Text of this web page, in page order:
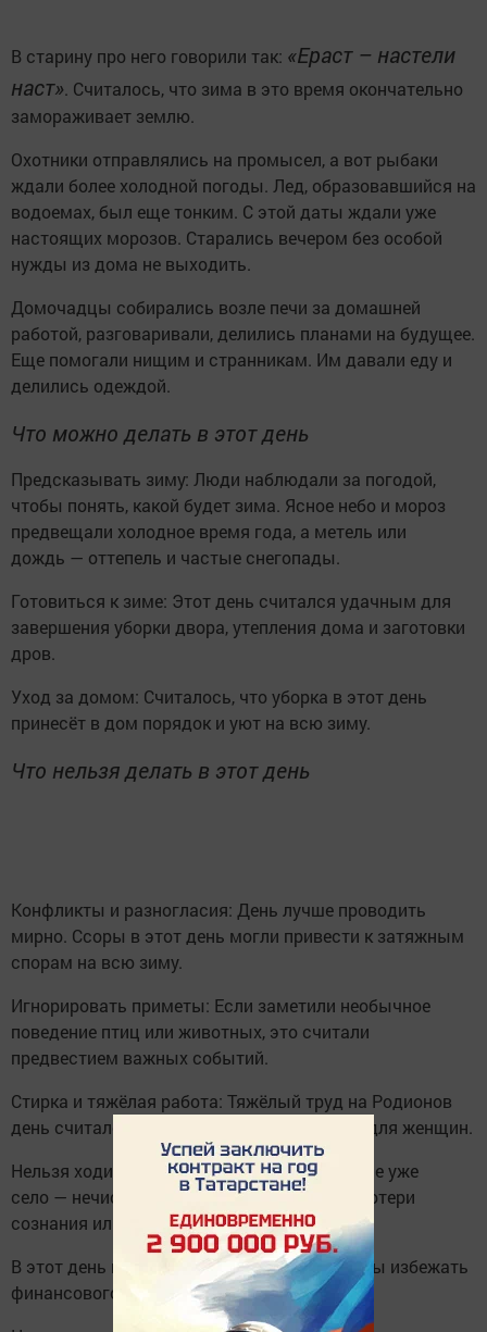
В старину про него говорили так: «Ераст – настели
наст». Считалось, что зима в это время окончательно
замораживает землю.
Охотники отправлялись на промысел, а вот рыбаки
ждали более холодной погоды. Лед, образовавшийся на
водоемах, был еще тонким. С этой даты ждали уже
настоящих морозов. Старались вечером без особой
нужды из дома не выходить.
Домочадцы собирались возле печи за домашней
работой, разговаривали, делились планами на будущее.
Еще помогали нищим и странникам. Им давали еду и
делились одеждой.
Что можно делать в этот день
Предсказывать зиму: Люди наблюдали за погодой,
чтобы понять, какой будет зима. Ясное небо и мороз
предвещали холодное время года, а метель или
дождь — оттепель и частые снегопады.
Готовиться к зиме: Этот день считался удачным для
завершения уборки двора, утепления дома и заготовки
дров.
Уход за домом: Считалось, что уборка в этот день
принесёт в дом порядок и уют на всю зиму.
Что нельзя делать в этот день
Конфликты и разногласия: День лучше проводить
мирно. Ссоры в этот день могли привести к затяжным
спорам на всю зиму.
Игнорировать приметы: Если заметили необычное
поведение птиц или животных, это считали
предвестием важных событий.
Стирка и тяжёлая работа: Тяжёлый труд на Родионов
день считался дурной приметой, особенно для женщин.
Нельзя ходить в баню, особенно если солнце уже
село — нечистая сила может запарить до потери
сознания или даже до смерти.
В этот день не дарят дорогие подарки, чтобы избежать
финансового краха и разорения.